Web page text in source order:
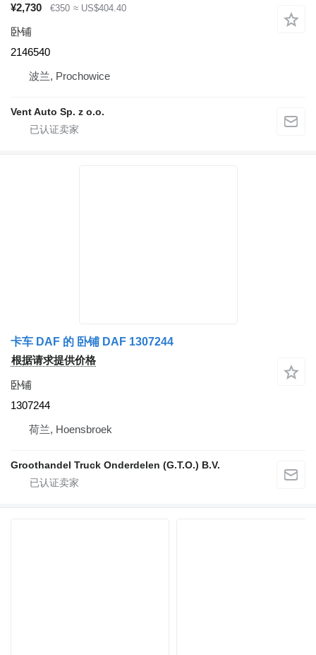
¥2,730 €350 ≈ US$404.40
卧铺
2146540
波兰, Prochowice
Vent Auto Sp. z o.o.
卡车 DAF 的 卧铺 DAF 1307244
根据请求提供价格
卧铺
1307244
荷兰, Hoensbroek
Groothandel Truck Onderdelen (G.T.O.) B.V.